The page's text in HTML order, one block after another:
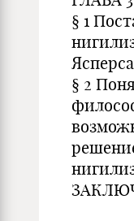
§ 1
Ясперса
§ 2